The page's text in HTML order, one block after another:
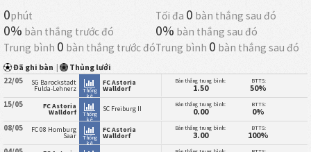
0phút Tối đa 0 bàn thắng sau đó
0% bàn thắng trước đó 0% bàn thắng sau đó
Trung bình 0 bàn thắng trước đóTrung bình 0 bàn thắng sau đó
Đã ghi bàn | Thủng lưới
22/05 SG Barockstadt
Fulda-Lehnerz
Thống
kê
FC Astoria
Walldorf
Bàn thắng trung bình:
1.50
BTTS:
50%
15/05 FC Astoria
Walldorf
Thống
kê
SC Freiburg II Bàn thắng trung bình:
0.00
BTTS:
0%
08/05 FC 08 Homburg
Saar
Thống
kê
FC Astoria
Walldorf
Bàn thắng trung bình:
3.00
BTTS:
100%